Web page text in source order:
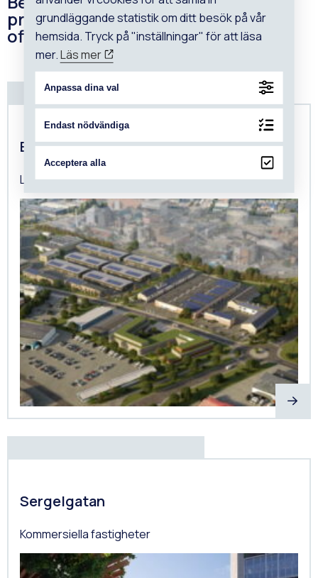
projekt för både privata och
offentliga kunder
Boländerna
Logistik och industri
Sergelgatan
Kommersiella fastigheter
grundläggande statistik om ditt besök på vår
hemsida. Tryck på "inställningar" för att läsa
mer.Läs mer
Anpassa dina val
Endast nödvändiga
Acceptera alla